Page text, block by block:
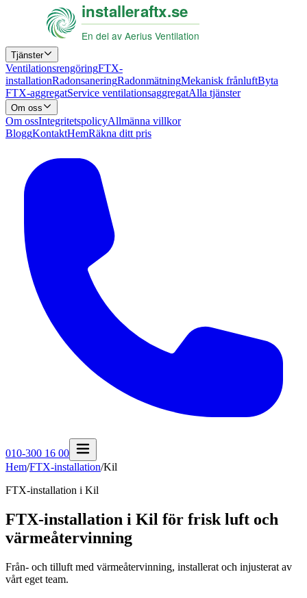
Tjänster
VentilationsrengöringFTX-
installationRadonsaneringRadonmätningMekanisk frånluftByta
FTX-aggregatService ventilationsaggregatAlla tjänster
Om oss
Om ossIntegritetspolicyAllmänna villkor
BloggKontaktHemRäkna ditt pris
010-300 16 00
Hem/FTX-installation/Kil
FTX-installation i Kil
FTX-installation i Kil för frisk luft och
värmeåtervinning
Från- och tilluft med värmeåtervinning, installerat och injusterat av
vårt eget team.